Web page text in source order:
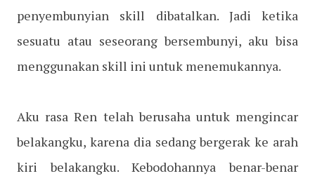
penyembunyian skill dibatalkan. Jadi ketika
sesuatu atau seseorang bersembunyi, aku bisa
menggunakan skill ini untuk menemukannya.
Aku rasa Ren telah berusaha untuk mengincar
belakangku, karena dia sedang bergerak ke arah
kiri belakangku. Kebodohannya benar-benar